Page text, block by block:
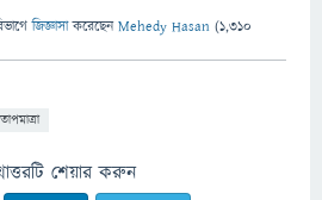
জিজ্ঞাসাকরেছেনMehedy Hasan (1,310
তাপমাত্রা
শেয়ার করুন